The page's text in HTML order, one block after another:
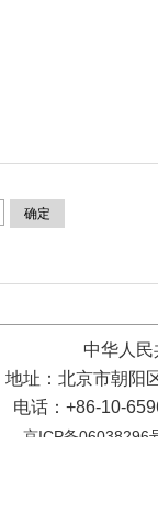
确定
中华人
地址：北京市朝阳
电话：+86-10-
京ICP备06038296